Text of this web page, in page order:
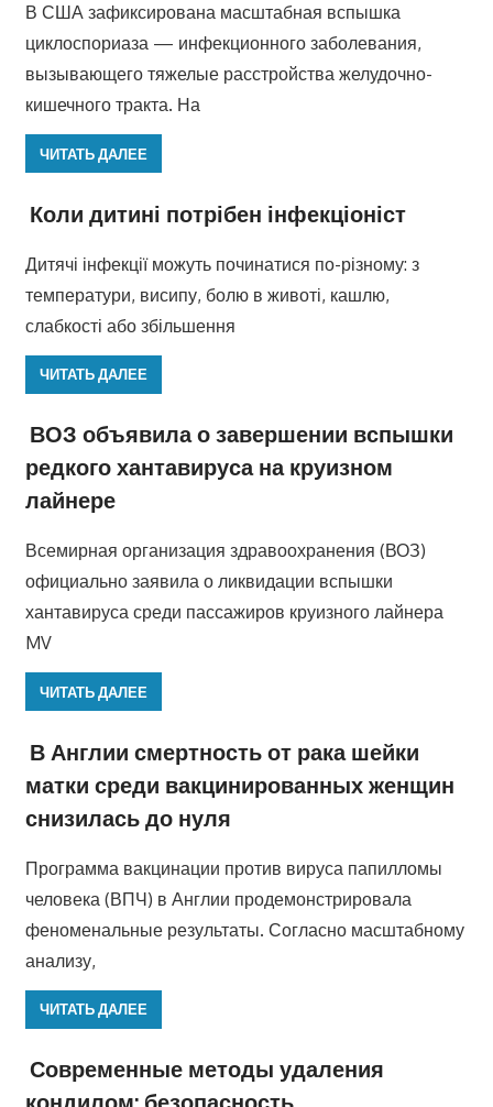
В США зафиксирована масштабная вспышка
циклоспориаза — инфекционного заболевания,
вызывающего тяжелые расстройства желудочно-
кишечного тракта. На
ЧИТАТЬ ДАЛЕЕ
Коли дитині потрібен інфекціоніст
Дитячі інфекції можуть починатися по-різному: з
температури, висипу, болю в животі, кашлю,
слабкості або збільшення
ЧИТАТЬ ДАЛЕЕ
ВОЗ объявила о завершении вспышки
редкого хантавируса на круизном
лайнере
Всемирная организация здравоохранения (ВОЗ)
официально заявила о ликвидации вспышки
хантавируса среди пассажиров круизного лайнера
MV
ЧИТАТЬ ДАЛЕЕ
В Англии смертность от рака шейки
матки среди вакцинированных женщин
снизилась до нуля
Программа вакцинации против вируса папилломы
человека (ВПЧ) в Англии продемонстрировала
феноменальные результаты. Согласно масштабному
анализу,
ЧИТАТЬ ДАЛЕЕ
Современные методы удаления